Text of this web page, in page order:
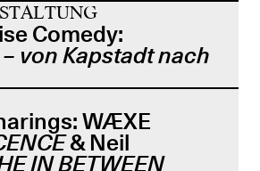
Comedy:
von Kapstadt nach
WÆXE
& Neil
IN BETWEEN